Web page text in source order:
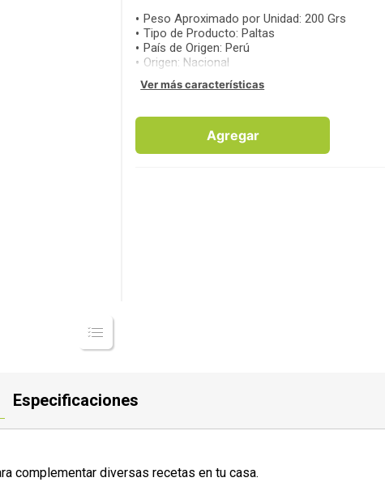
Peso Aproximado por Unidad:200 Grs
Tipo de Producto: Paltas
País de Origen: Perú
Origen: Nacional
Ver más características
Agregar
Especificaciones
complementar diversas recetas en tu casa.